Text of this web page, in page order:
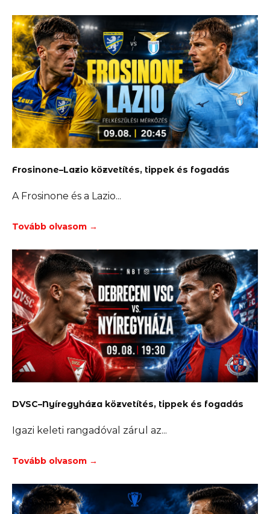
Frosinone–Lazio közvetítés, tippek és fogadás
A Frosinone és a Lazio
Tovább olvasom →
DVSC–Nyíregyháza közvetítés, tippek és fogadás
Igazi keleti rangadóval zárul az
Tovább olvasom →